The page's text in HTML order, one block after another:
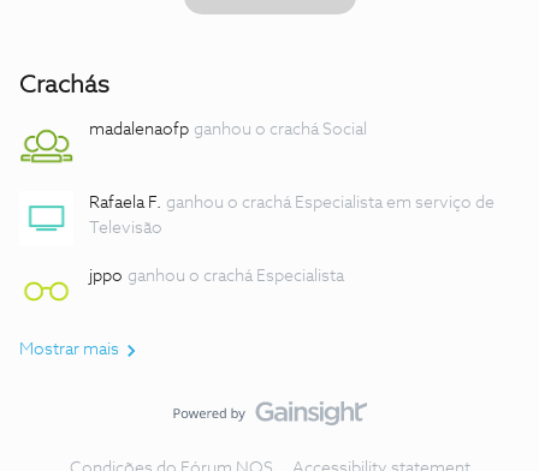
Crachás
madalenaofp ganhou o crachá Social
Rafaela F. ganhou o crachá Especialista em serviço de
Televisão
jppo ganhou o crachá Especialista
Mostrar mais